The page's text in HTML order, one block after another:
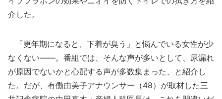
介した。
「更年期になると、下着が臭う」と悩んでいる女性が少
なくない――。番組では、そんな声が多いとして、尿漏れ
が原因でないかと心配する声が多数集まった、と紹介し
た。だが、有働由美子アナウンサー（48）が取材した三